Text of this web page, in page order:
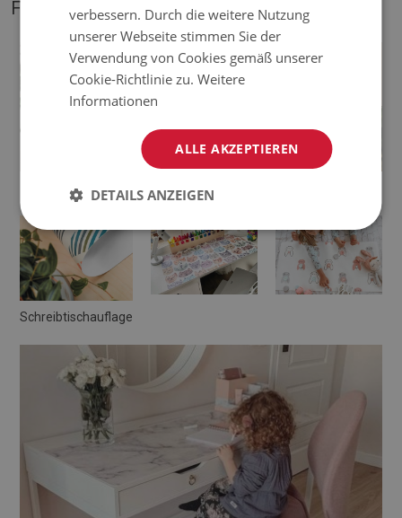
FOTOS VON UNSEREM PRODUKT
Schreibtischunterlage
Schreibtischauflage
verbessern. Durch die weitere Nutzung
unserer Webseite stimmen Sie der
Verwendung von Cookies gemäß unserer
Cookie-Richtlinie zu.Weitere
Informationen
ALLE AKZEPTIEREN
DETAILS ANZEIGEN